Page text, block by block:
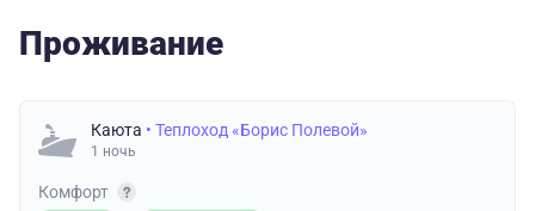
Проживание
Каюта • Теплоход «Борис Полевой»
1 ночь
Комфорт